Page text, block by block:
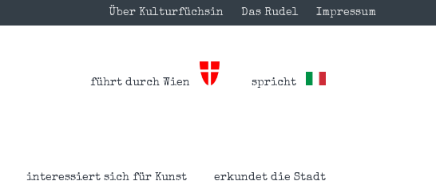
Über Kulturfüchsin Das Rudel Impressum
führt durch Wien spricht
interessiert sich für Kunst
erkundet die Stadt